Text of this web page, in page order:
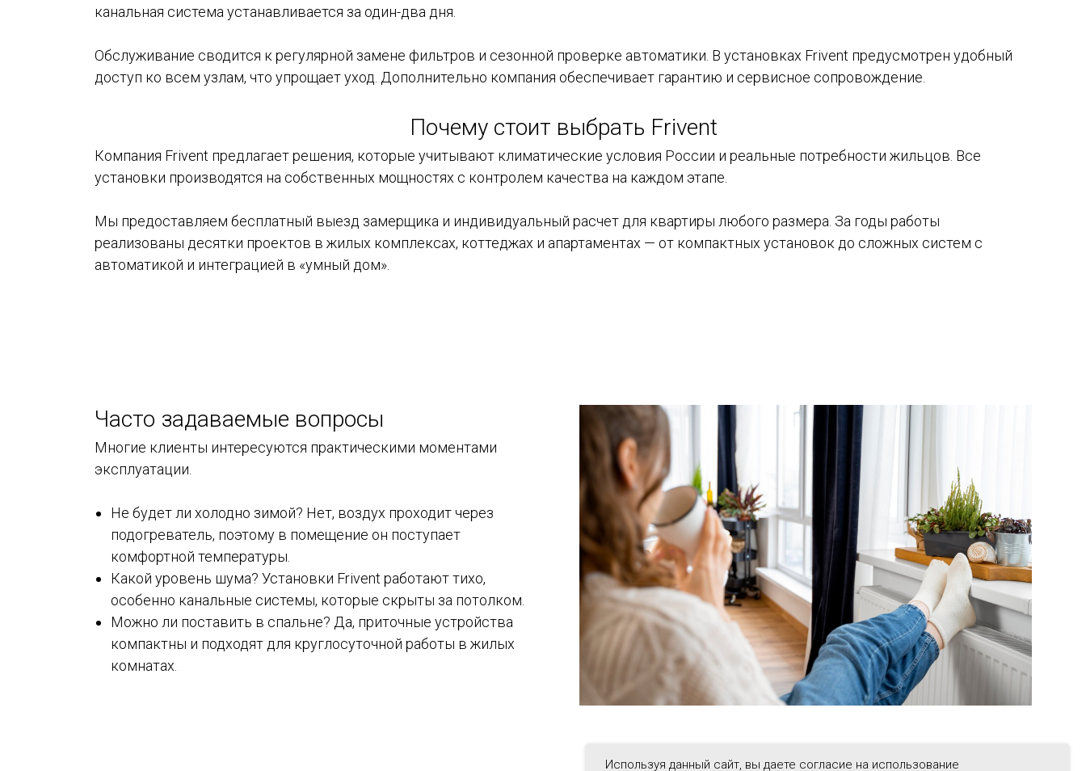
канальная система устанавливается за один-два дня.
Обслуживание сводится к регулярной замене фильтров и сезонной проверке автоматики. В установках Frivent предусмотрен удобный
доступ ко всем узлам, что упрощает уход. Дополнительно компания обеспечивает гарантию и сервисное сопровождение.
Почему стоит выбрать Frivent
Компания Frivent предлагает решения, которые учитывают климатические условия России и реальные потребности жильцов. Все
установки производятся на собственных мощностях с контролем качества на каждом этапе.
Мы предоставляем бесплатный выезд замерщика и индивидуальный расчет для квартиры любого размера. За годы работы
реализованы десятки проектов в жилых комплексах, коттеджах и апартаментах — от компактных установок до сложных систем с
автоматикой и интеграцией в «умный дом».
Часто задаваемые вопросы
Многие клиенты интересуются практическими моментами
эксплуатации.
Не будет ли холодно зимой? Нет, воздух проходит через
подогреватель, поэтому в помещение он поступает
комфортной температуры.
Какой уровень шума? Установки Frivent работают тихо,
особенно канальные системы, которые скрыты за потолком.
Можно ли поставить в спальне? Да, приточные устройства
компактны и подходят для круглосуточной работы в жилых
комнатах.
Используя данный сайт, вы даете согласие на использование